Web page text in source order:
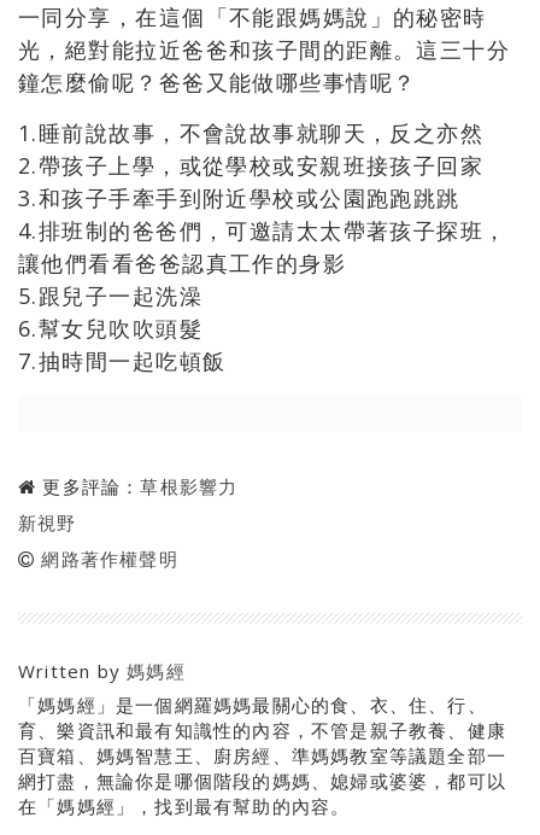
一同分享，在這個「不能跟媽媽說」的秘密時
光，絕對能拉近爸爸和孩子間的距離。這三十分
鐘怎麼偷呢？爸爸又能做哪些事情呢？
1.睡前說故事，不會說故事就聊天，反之亦然
2.帶孩子上學，或從學校或安親班接孩子回家
3.和孩子手牽手到附近學校或公園跑跑跳跳
4.排班制的爸爸們，可邀請太太帶著孩子探班，
讓他們看看爸爸認真工作的身影
5.跟兒子一起洗澡
6.幫女兒吹吹頭髮
7.抽時間一起吃頓飯
更多評論：草根影響力
新視野
網路著作權聲明
Written by媽媽經
「媽媽經」是一個網羅媽媽最關心的食、衣、住、行、
育、樂資訊和最有知識性的內容，不管是親子教養、健康
百寶箱、媽媽智慧王、廚房經、準媽媽教室等議題全部一
網打盡，無論你是哪個階段的媽媽、媳婦或婆婆，都可以
在「媽媽經」，找到最有幫助的內容。